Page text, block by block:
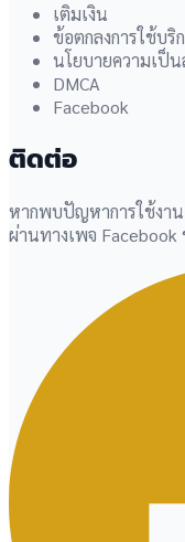
เติมเงิน
ข้อตกลงการใช้บริ
นโยบายความเป็
DMCA
Facebook
ติดต่อ
หากพบปัญหาการใช้งา
ผ่านทางเพจ Facebook